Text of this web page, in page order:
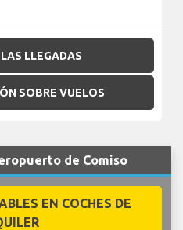
LLEGADAS
SOBRE VUELOS
de Comiso
EN COCHES DE